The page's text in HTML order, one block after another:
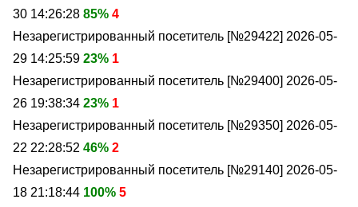
30 14:26:28 85% 4
Незарегистрированный посетитель [№29422] 2026-05-
29 14:25:59 23% 1
Незарегистрированный посетитель [№29400] 2026-05-
26 19:38:34 23% 1
Незарегистрированный посетитель [№29350] 2026-05-
22 22:28:52 46% 2
Незарегистрированный посетитель [№29140] 2026-05-
18 21:18:44 100% 5